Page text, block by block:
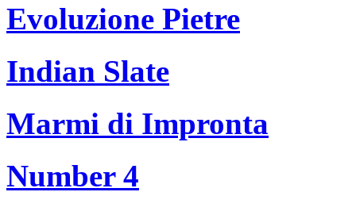
Evoluzione Pietre
Indian Slate
Marmi di Impronta
Number 4